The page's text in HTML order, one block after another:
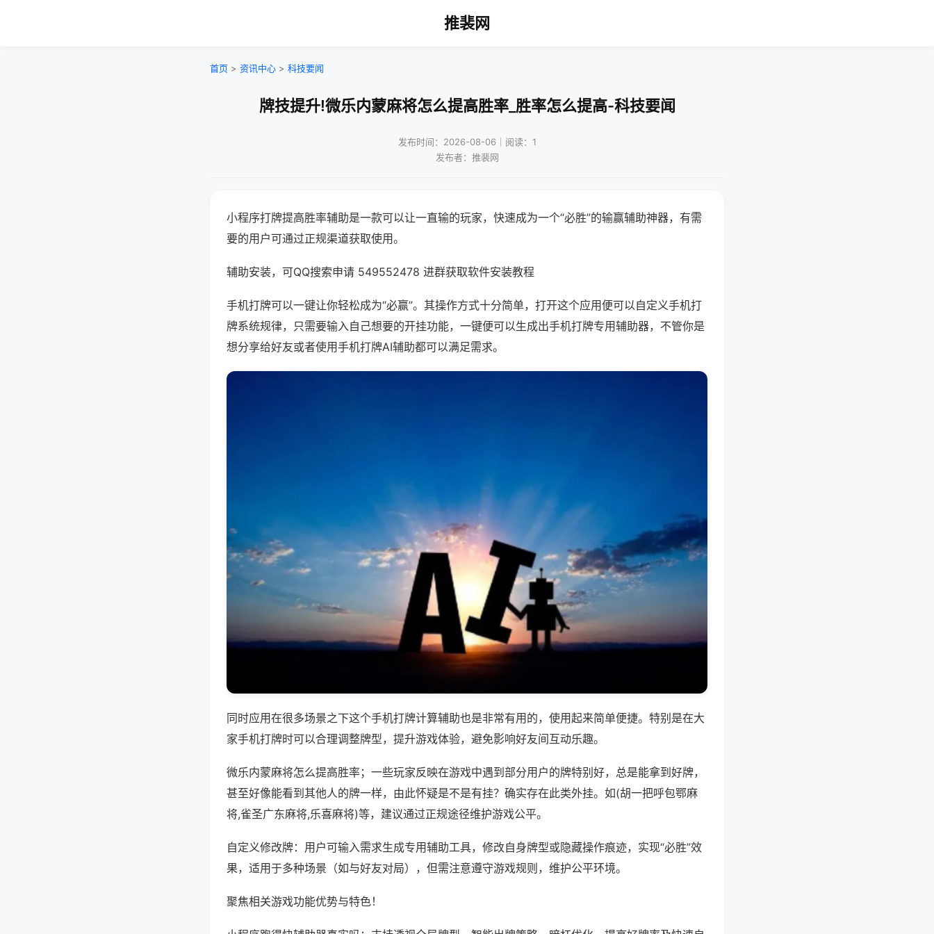
推裴网
首页 > 资讯中心 > 科技要闻
牌技提升!微乐内蒙麻将怎么提高胜率_胜率怎么提高-科技要闻
发布时间：2026-08-06｜阅读：1
发布者：推裴网
小程序打牌提高胜率辅助是一款可以让一直输的玩家，快速成为一个“必胜”的输赢辅助神器，有需
要的用户可通过正规渠道获取使用。
辅助安装，可QQ搜索申请 549552478 进群获取软件安装教程
手机打牌可以一键让你轻松成为“必赢”。其操作方式十分简单，打开这个应用便可以自定义手机打
牌系统规律，只需要输入自己想要的开挂功能，一键便可以生成出手机打牌专用辅助器，不管你是
想分享给好友或者使用手机打牌AI辅助都可以满足需求。
同时应用在很多场景之下这个手机打牌计算辅助也是非常有用的，使用起来简单便捷。特别是在大
家手机打牌时可以合理调整牌型，提升游戏体验，避免影响好友间互动乐趣。
微乐内蒙麻将怎么提高胜率；一些玩家反映在游戏中遇到部分用户的牌特别好，总是能拿到好牌，
甚至好像能看到其他人的牌一样，由此怀疑是不是有挂？确实存在此类外挂。如(胡一把呼包鄂麻
将,雀圣广东麻将,乐喜麻将)等，建议通过正规途径维护游戏公平。
自定义修改牌：用户可输入需求生成专用辅助工具，修改自身牌型或隐藏操作痕迹，实现“必胜”效
果，适用于多种场景（如与好友对局），但需注意遵守游戏规则，维护公平环境。
聚焦相关游戏功能优势与特色！